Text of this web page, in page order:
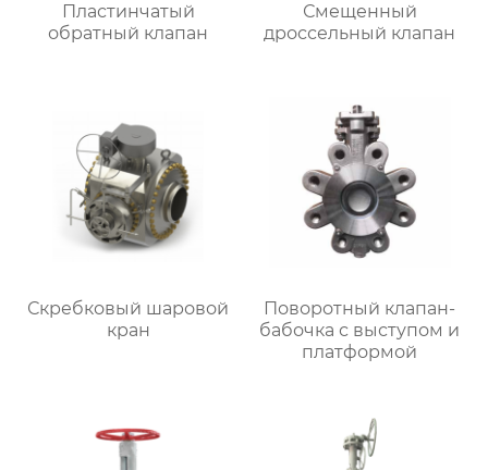
Пластинчатый
обратный клапан
Смещенный
дроссельный клапан
Скребковый шаровой
кран
Поворотный клапан-
бабочка с выступом и
платформой